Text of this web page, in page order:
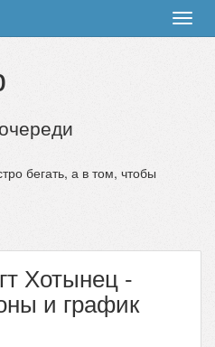
бегать, а в том, чтобы
Хотынец -
и график